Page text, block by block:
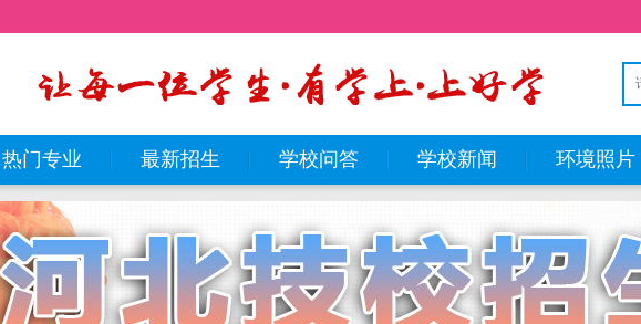
热门专业 最新招生 学校问答 学校新闻 环境照片